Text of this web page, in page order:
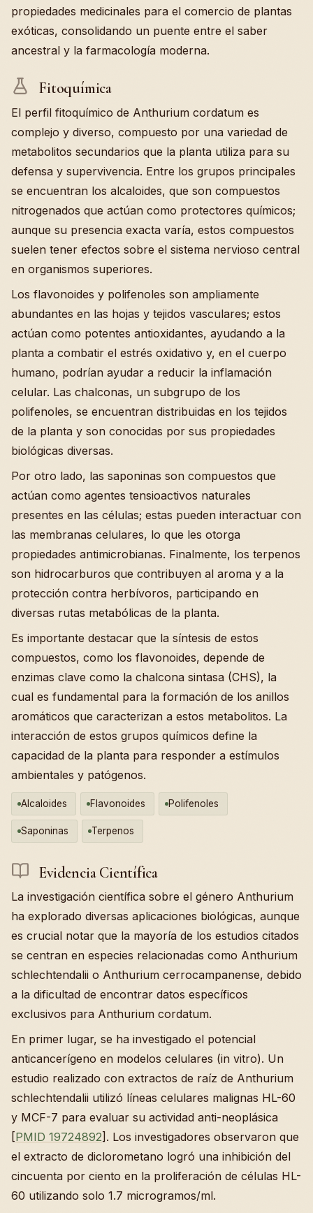
propiedades medicinales para el comercio de plantas
exóticas, consolidando un puente entre el saber
ancestral y la farmacología moderna.
Fitoquímica
El perfil fitoquímico de Anthurium cordatum es
complejo y diverso, compuesto por una variedad de
metabolitos secundarios que la planta utiliza para su
defensa y supervivencia. Entre los grupos principales
se encuentran los alcaloides, que son compuestos
nitrogenados que actúan como protectores químicos;
aunque su presencia exacta varía, estos compuestos
suelen tener efectos sobre el sistema nervioso central
en organismos superiores.
Los flavonoides y polifenoles son ampliamente
abundantes en las hojas y tejidos vasculares; estos
actúan como potentes antioxidantes, ayudando a la
planta a combatir el estrés oxidativo y, en el cuerpo
humano, podrían ayudar a reducir la inflamación
celular. Las chalconas, un subgrupo de los
polifenoles, se encuentran distribuidas en los tejidos
de la planta y son conocidas por sus propiedades
biológicas diversas.
Por otro lado, las saponinas son compuestos que
actúan como agentes tensioactivos naturales
presentes en las células; estas pueden interactuar con
las membranas celulares, lo que les otorga
propiedades antimicrobianas. Finalmente, los terpenos
son hidrocarburos que contribuyen al aroma y a la
protección contra herbívoros, participando en
diversas rutas metabólicas de la planta.
Es importante destacar que la síntesis de estos
compuestos, como los flavonoides, depende de
enzimas clave como la chalcona sintasa (CHS), la
cual es fundamental para la formación de los anillos
aromáticos que caracterizan a estos metabolitos. La
interacción de estos grupos químicos define la
capacidad de la planta para responder a estímulos
ambientales y patógenos.
Alcaloides Flavonoides Polifenoles
Saponinas Terpenos
Evidencia Científica
La investigación científica sobre el género Anthurium
ha explorado diversas aplicaciones biológicas, aunque
es crucial notar que la mayoría de los estudios citados
se centran en especies relacionadas como Anthurium
schlechtendalii o Anthurium cerrocampanense, debido
a la dificultad de encontrar datos específicos
exclusivos para Anthurium cordatum.
En primer lugar, se ha investigado el potencial
anticancerígeno en modelos celulares (in vitro). Un
estudio realizado con extractos de raíz de Anthurium
schlechtendalii utilizó líneas celulares malignas HL-60
y MCF-7 para evaluar su actividad anti-neoplásica
[PMID 19724892]. Los investigadores observaron que
el extracto de diclorometano logró una inhibición del
cincuenta por ciento en la proliferación de células HL-
60 utilizando solo 1.7 microgramos/ml.